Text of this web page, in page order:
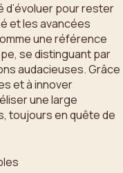
d’évoluer pour rester
et les avancées
une référence
se distinguant par
audacieuses. Grâce
et à innover
une large
toujours en quête de